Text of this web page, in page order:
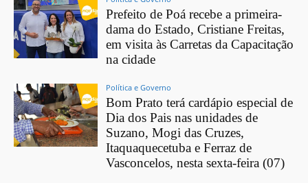
Prefeito de Poá recebe a primeira-
dama do Estado, Cristiane Freitas,
em visita às Carretas da Capacitação
na cidade
Política e Governo
Bom Prato terá cardápio especial de
Dia dos Pais nas unidades de
Suzano, Mogi das Cruzes,
Itaquaquecetuba e Ferraz de
Vasconcelos, nesta sexta-feira (07)